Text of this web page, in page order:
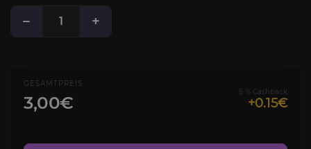
− +
GESAMTPREIS
3,00€
5 % Cashback
+0.15€